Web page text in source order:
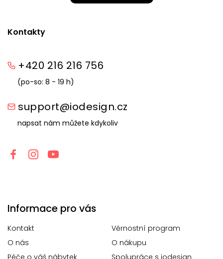
Kontakty
+420 216 216 756
(po-so: 8 - 19 h)
support@iodesign.cz
napsat nám můžete kdykoliv
Informace pro vás
Kontakt
Věrnostní program
O nás
O nákupu
Péče o váš nábytek
Spolupráce s iodesign